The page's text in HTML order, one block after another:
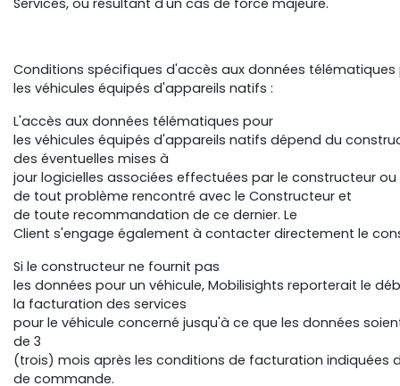
Services, ou résultant d'un cas de force majeure.
Conditions spécifiques d'accès aux données télématiques
les véhicules équipés d'appareils natifs :
L'accès aux données télématiques pour
les véhicules équipés d'appareils natifs dépend du
des éventuelles mises à
jour logicielles associées effectuées par le constructeur
de tout problème rencontré avec le Constructeur et
de toute recommandation de ce dernier. Le
Client s'engage également à contacter directement le
Si le constructeur ne fournit pas
les données pour un véhicule, Mobilisights reporterait le
la facturation des services
pour le véhicule concerné jusqu'à ce que les données
de 3
(trois) mois après les conditions de facturation indiquées
de commande.